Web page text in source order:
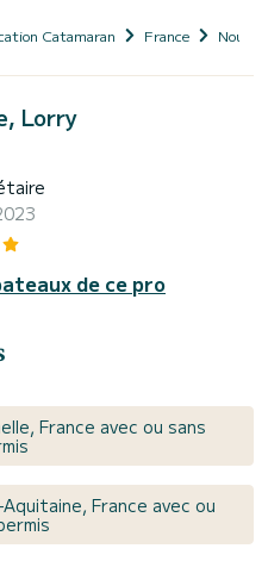
Catamaran France
Lorry
de ce pro
France avec ou sans
France avec ou